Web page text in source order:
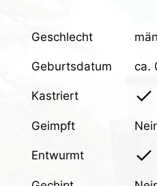
Geschlecht
Geburtsdatum ca.
Kastriert
Geimpft
Entwurmt